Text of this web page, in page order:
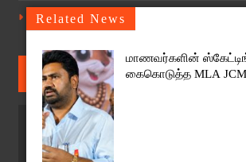
Related News
மாணவர்களின்
கைகொடுத்த MLA
40 ஆண்டுகள் பின்னர் கிளிஞ்சல்மேடு ஸ்ரீ
ஆலயத்தில் தேர் திருவிழா
Follow Us